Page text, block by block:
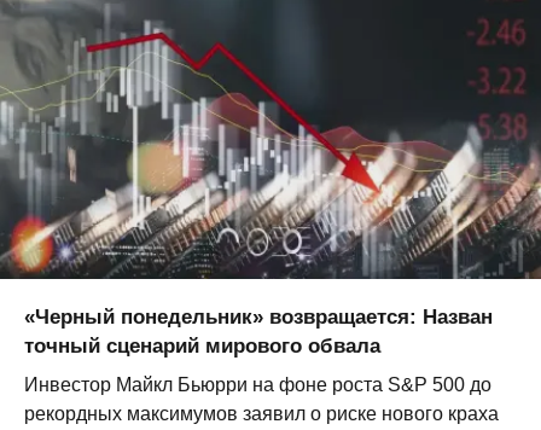
«Черный понедельник» возвращается: Назван
точный сценарий мирового обвала
Инвестор Майкл Бьюрри на фоне роста S&P 500 до
рекордных максимумов заявил о риске нового краха